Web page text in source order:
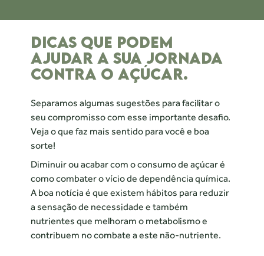
DICAS QUE PODEM
AJUDAR A SUA JORNADA
CONTRA O AÇÚCAR.
Separamos algumas sugestões para facilitar o
seu compromisso com esse importante desafio.
Veja o que faz mais sentido para você e boa
sorte!
Diminuir ou acabar com o consumo de açúcar é
como combater o vício de dependência química.
A boa notícia é que existem hábitos para reduzir
a sensação de necessidade e também
nutrientes que melhoram o metabolismo e
contribuem no combate a este não-nutriente.